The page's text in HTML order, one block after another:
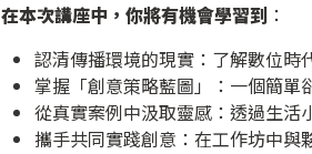
在本次講座中，你將有機會學習到 ：
認清傳播環境的現實：了解數位時
掌握「創意策略藍圖」：一個簡單
從真實案例中汲取靈感：透過生活
攜手共同實踐創意：在工作坊中與